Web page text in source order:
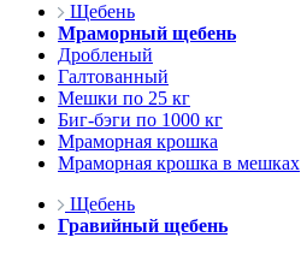
Щебень
Мраморный щебень
Дробленый
Галтованный
Мешки по 25 кг
Биг-бэги по 1000 кг
Мраморная крошка
Мраморная крошка в мешках
Щебень
Гравийный щебень